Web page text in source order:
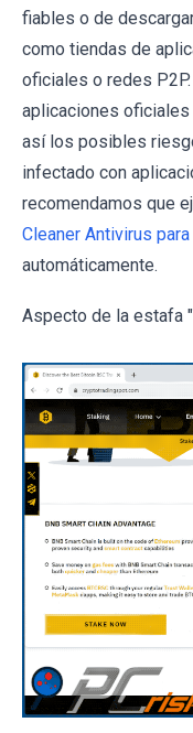
fiables o de
como tiendas de
oficiales o redes
aplicaciones
así los posibles
infectado con
recomendamos que
Cleaner Antivirus
automáticamente.
Aspecto de la estafa